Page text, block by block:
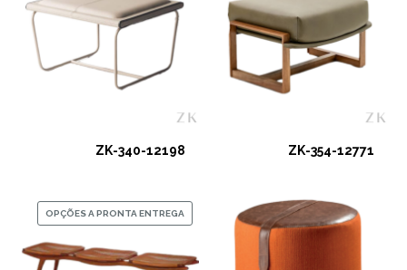
ZK-340-12198 ZK-354-12771
OPÇÕES A PRONTA ENTREGA